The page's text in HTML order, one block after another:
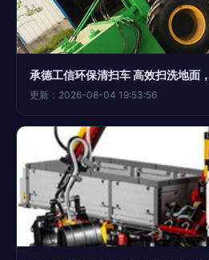
更新：2026-08-04 19:53:56